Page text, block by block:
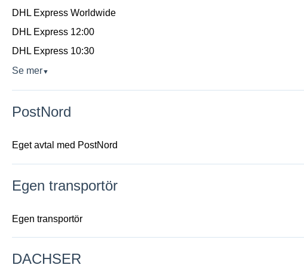
DHL Express Worldwide
DHL Express 12:00
DHL Express 10:30
Se mer▼
PostNord
Eget avtal med PostNord
Egen transportör
Egen transportör
DACHSER